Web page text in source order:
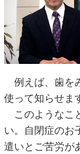
例えば、歯を
使って知らせま
このようなこ
い。自閉症のお
遣いとご苦労が